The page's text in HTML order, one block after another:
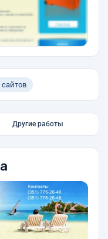
Другие работы